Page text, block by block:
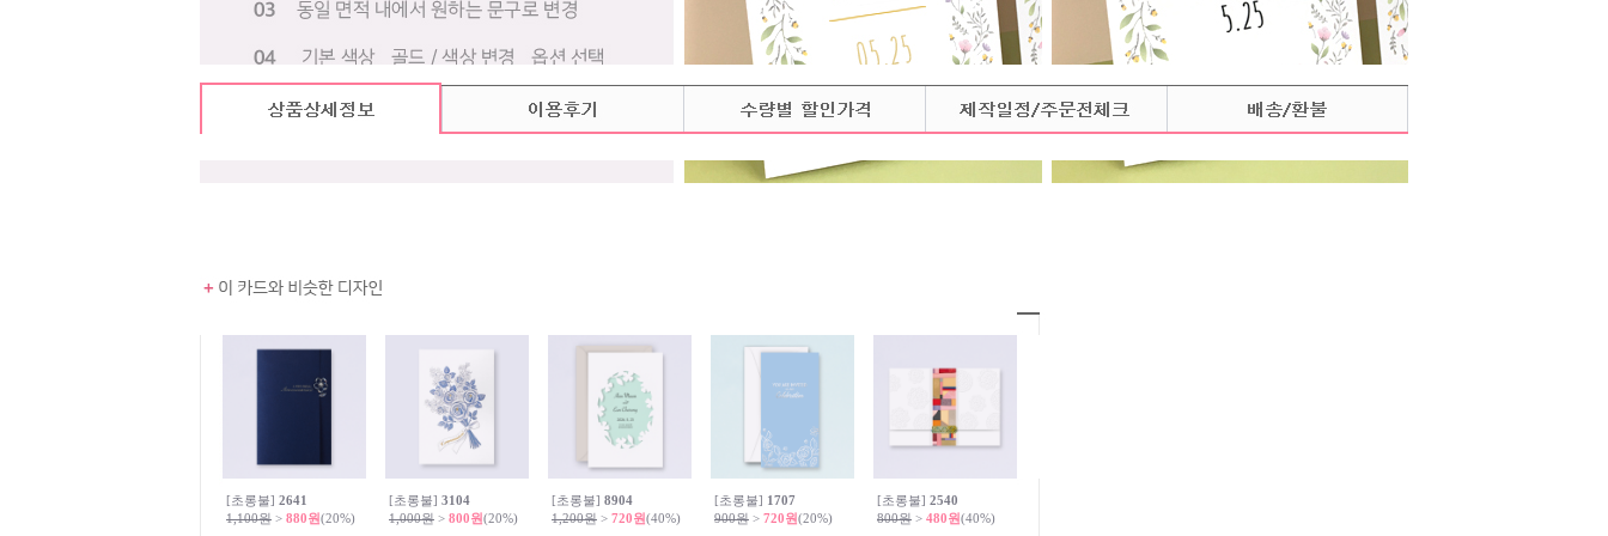
[초롱불] 2641
1,100원 > 880원(20%)
[초롱불] 3104
1,000원 > 800원(20%)
[초롱불] 8904
1,200원 > 720원(40%)
[초롱불] 1707
900원 > 720원(20%)
[초롱불] 2540
800원 > 480원(40%)